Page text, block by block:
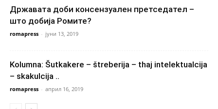
Државата доби консензуален претседател –
што добија Ромите?
romapress - јуни 13, 2019
Kolumna: Šutkakere – štreberija – thaj intelektualcija
– skakulcija ..
romapress - април 16, 2019